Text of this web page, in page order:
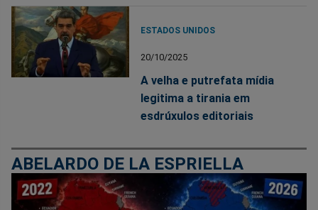
ESTADOS UNIDOS
20/10/2025
A velha e putrefata mídia
legitima a tirania em
esdrúxulos editoriais
ABELARDO DE LA ESPRIELLA